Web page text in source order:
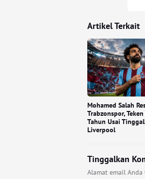
Artikel Terkait
Mohamed Salah
Trabzonspor,
Tahun Usai
Liverpool
Tinggalkan
Alamat email